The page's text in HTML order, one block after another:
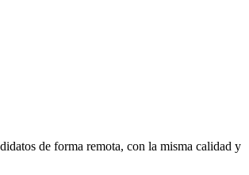
de forma remota, con la misma calidad y